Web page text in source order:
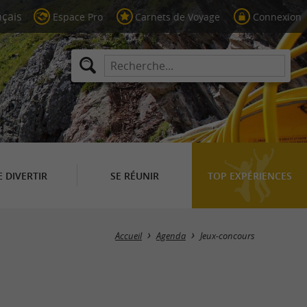
Espace Pro Carnets de Voyage Connexion
DIVERTIR SE RÉUNIR TOP EXPÉRIENCES
Masquer la carte
Accueil Agenda Jeux-concours